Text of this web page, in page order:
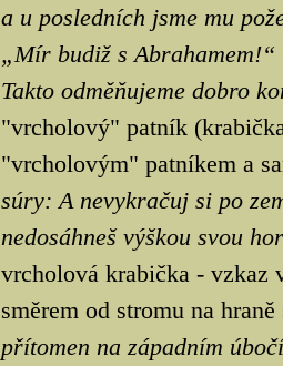
a u posledních jsme mu
„Mír budiž s Abrahamem!“
Takto odměňujeme dobro
"vrcholový" patník
"vrcholovým" patníkem a
súry: A nevykračuj si po
nedosáhneš výškou svou
vrcholová krabička - vzkaz
směrem od stromu na
přítomen na západním